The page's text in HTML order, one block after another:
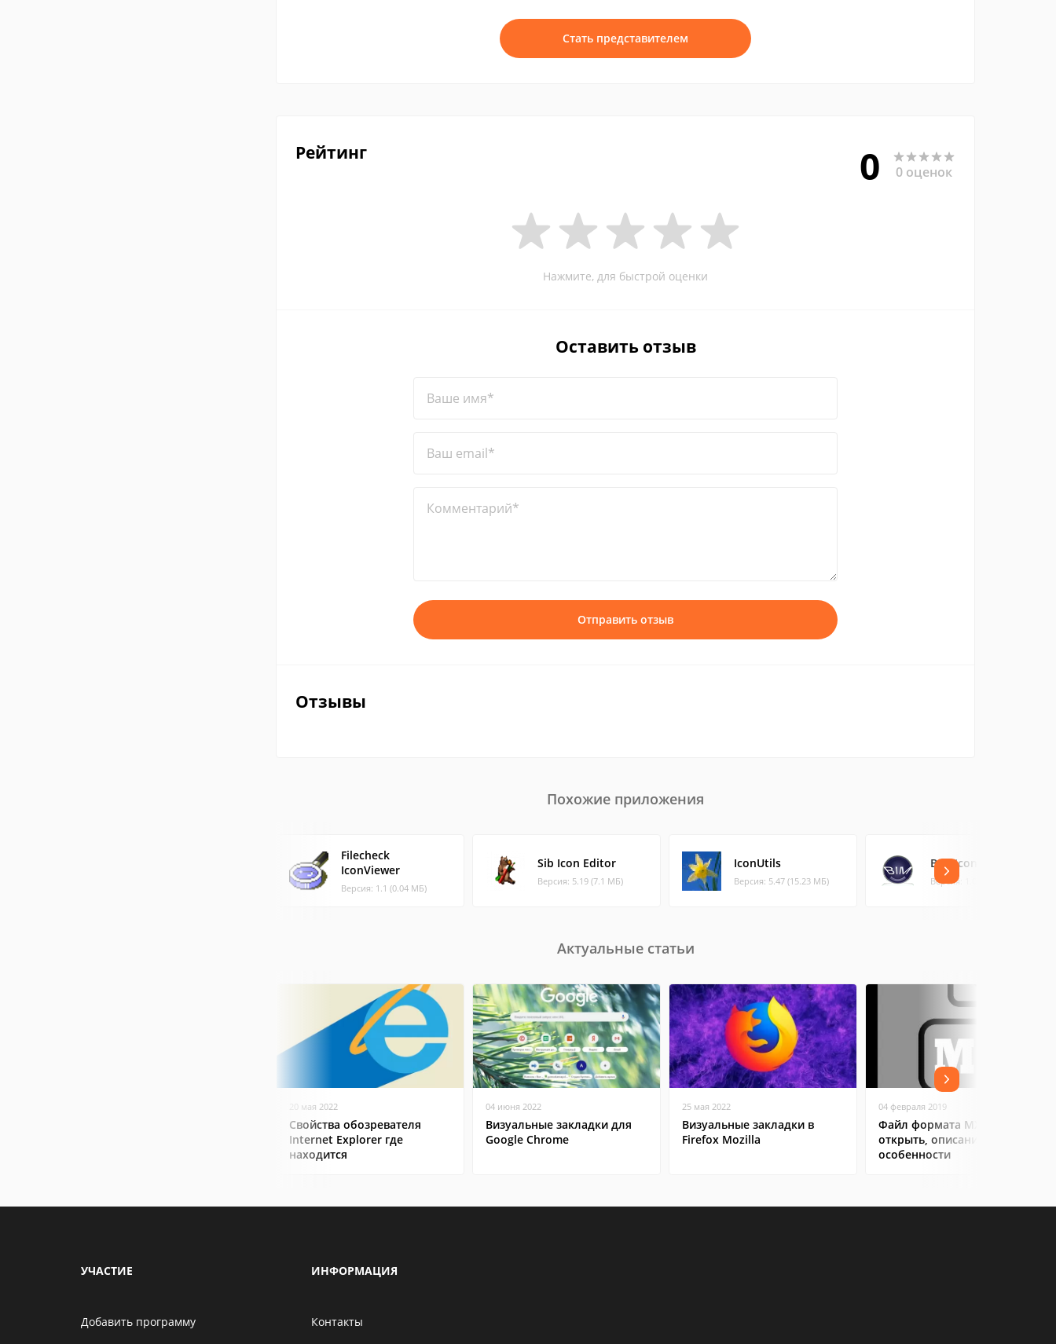
Стать представителем
Рейтинг 0 0 оценок
Нажмите, для быстрой оценки
Оставить отзыв
Ваше имя*
Ваш email*
Комментарий*
Отправить отзыв
Отзывы
Похожие приложения
Filecheck
IconViewer
Версия: 1.1 (0.04 МБ)
Sib Icon Editor
Версия: 5.19 (7.1 МБ)
IconUtils
Версия: 5.47 (15.23 МБ)
BAK Icon Manager
Версия: 1.0.0.2 (0.92 МБ)
Актуальные статьи
20 мая 2022
Свойства обозревателя
Internet Explorer где
находится
04 июня 2022
Визуальные закладки для
Google Chrome
25 мая 2022
Визуальные закладки в
Firefox Mozilla
04 февраля 2019
Файл формата MXL: чем
открыть, описание,
особенности
УЧАСТИЕ
Добавить программу
ИНФОРМАЦИЯ
Контакты